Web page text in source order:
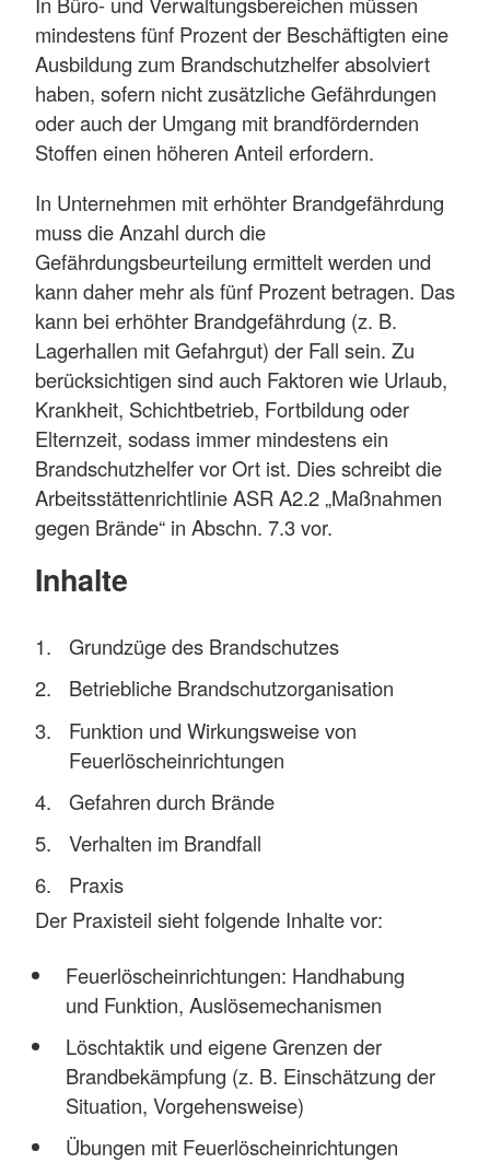
mindestens fünf Prozent der Beschäftigten eine
Ausbildung zum Brandschutzhelfer absolviert
haben, sofern nicht zusätzliche Gefährdungen
oder auch der Umgang mit brandfördernden
Stoffen einen höheren Anteil erfordern.
In Unternehmen mit erhöhter Brandgefährdung
muss die Anzahl durch die
Gefährdungsbeurteilung ermittelt werden und
kann daher mehr als fünf Prozent betragen. Das
kann bei erhöhter Brandgefährdung (z. B.
Lagerhallen mit Gefahrgut) der Fall sein. Zu
berücksichtigen sind auch Faktoren wie Urlaub,
Krankheit, Schichtbetrieb, Fortbildung oder
Elternzeit, sodass immer mindestens ein
Brandschutzhelfer vor Ort ist. Dies schreibt die
Arbeitsstättenrichtlinie ASR A2.2 „Maßnahmen
gegen Brände“ in Abschn. 7.3 vor.
Inhalte
Grundzüge des Brandschutzes
Betriebliche Brandschutzorganisation
Funktion und Wirkungsweise von
Feuerlöscheinrichtungen
Gefahren durch Brände
Verhalten im Brandfall
Praxis
Der Praxisteil sieht folgende Inhalte vor:
Feuerlöscheinrichtungen: Handhabung
und Funktion, Auslösemechanismen
Löschtaktik und eigene Grenzen der
Brandbekämpfung (z. B. Einschätzung der
Situation, Vorgehensweise)
Übungen mit Feuerlöscheinrichtungen